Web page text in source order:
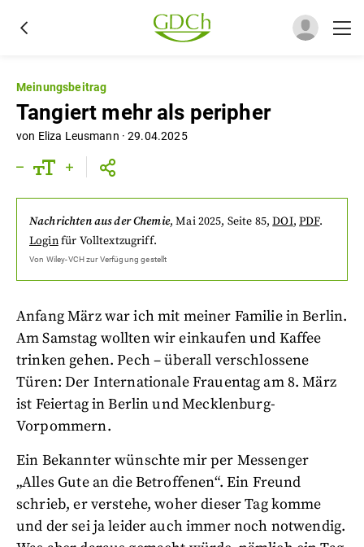
Meinungsbeitrag
Tangiert mehr als peripher
von Eliza Leusmann ·29.04.2025
Nachrichten aus der Chemie,Mai 2025, Seite 85,DOI,PDF.
Loginfür Volltextzugriff.
Von Wiley-VCHzur Verfügung gestellt
Anfang März war ich mit meiner Familie in Berlin.
Am Samstag wollten wir einkaufen und Kaffee
trinken gehen. Pech – überall verschlossene
Türen: Der Internationale Frauentag am 8. März
ist Feiertag in Berlin und Mecklenburg-
Vorpommern.
Ein Bekannter wünschte mir per Messenger
„Alles Gute an die Betroffenen“. Ein Freund
schrieb, er verstehe, woher dieser Tag komme
und der sei ja leider auch immer noch notwendig.